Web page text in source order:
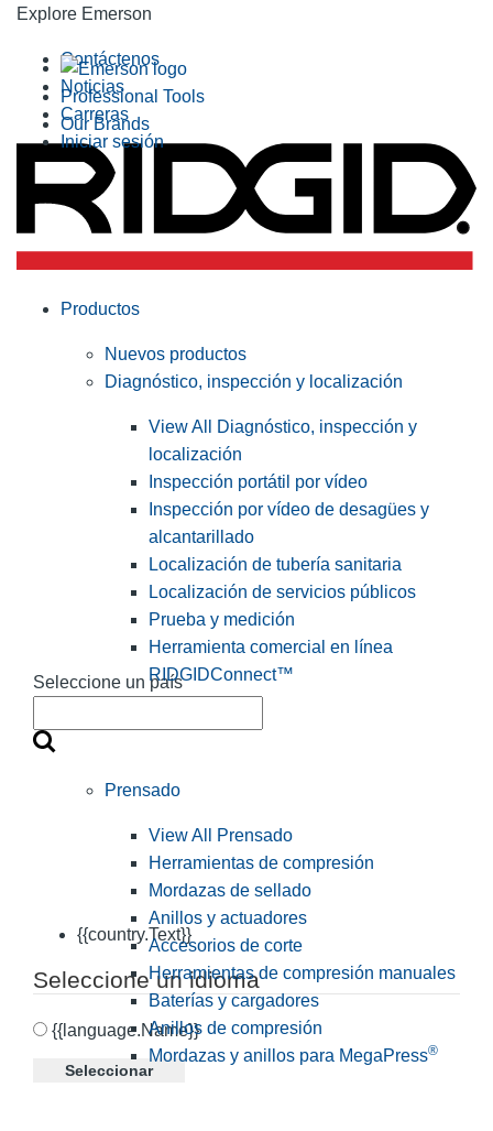
Explore Emerson
Professional Tools
Our Brands
Contáctenos
Noticias
Carreras
Iniciar sesión
Seleccione un país
{{country.Text}}
Seleccione un idioma
{{language.Name}}
Seleccionar
Productos
Nuevos productos
Diagnóstico, inspección y localización
View All Diagnóstico, inspección y
localización
Inspección portátil por vídeo
Inspección por vídeo de desagües y
alcantarillado
Localización de tubería sanitaria
Localización de servicios públicos
Prueba y medición
Herramienta comercial en línea
RIDGIDConnect™
Prensado
View All Prensado
Herramientas de compresión
Mordazas de sellado
Anillos y actuadores
Accesorios de corte
Herramientas de compresión manuales
Baterías y cargadores
Anillos de compresión
Mordazas y anillos para MegaPress®